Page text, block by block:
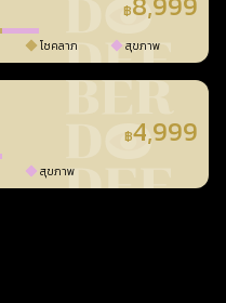
฿
โชคลาภ สุขภาพ
฿4,999
สุขภาพ